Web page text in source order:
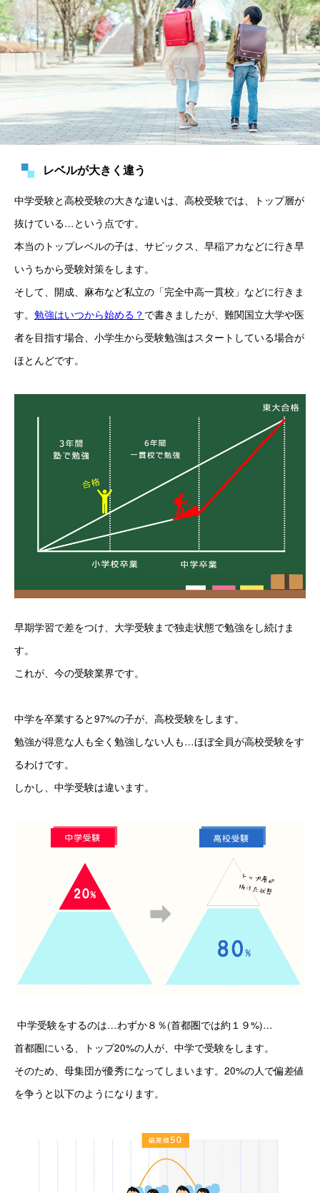
レベルが大きく違う
中学受験と高校受験の大きな違いは、高校受験では、トップ層が
抜けている…という点です。
本当のトップレベルの子は、サピックス、早稲アカなどに行き早
いうちから受験対策をします。
そして、開成、麻布など私立の「完全中高一貫校」などに行きま
す。 勉強はいつから始める？ で書きましたが、難関国立大学や医
者を目指す場合、小学生から受験勉強はスタートしている場合が
ほとんどです。
早期学習で差をつけ、大学受験まで独走状態で勉強をし続けま
す。
これが、今の受験業界です。
中学を卒業すると97%の子が、高校受験をします。
勉強が得意な人も全く勉強しない人も…ほぼ全員が高校受験をす
るわけです。
しかし、中学受験は違います。
中学受験をするのは…わずか８％(首都圏では約１９%)…
首都圏にいる、トップ20%の人が、中学で受験をします。
そのため、母集団が優秀になってしまいます。20%の人で偏差値
を争うと以下のようになります。